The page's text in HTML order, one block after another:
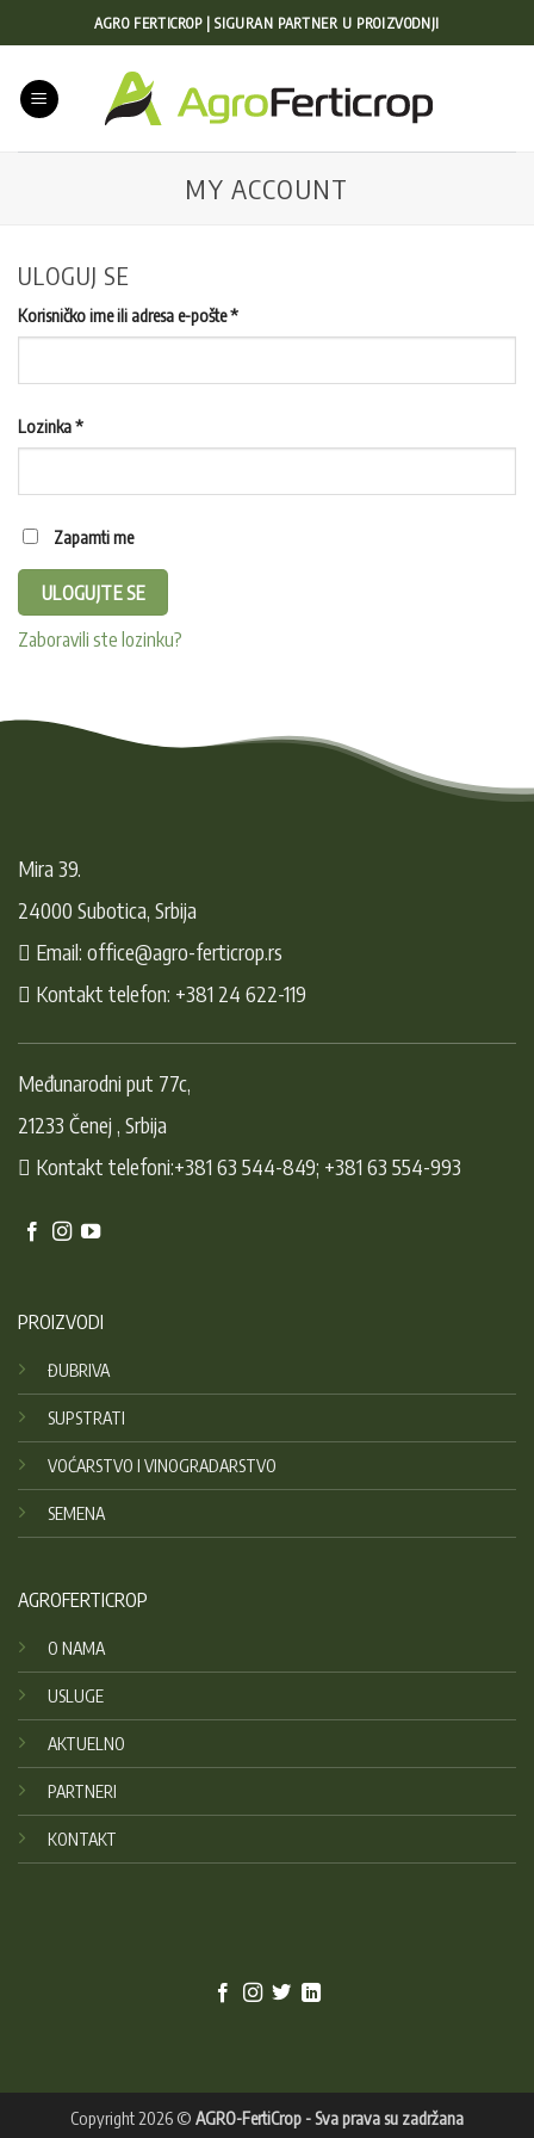
na
AGRO FERTICROP | SIGURAN PARTNER U PROIZVODNJI
MY ACCOUNT
ULOGUJ SE
Korisničko ime ili adresa e-pošte*Obavezno
Lozinka*Obavezno
Zapamti me
ULOGUJTE SE
Zaboravili ste lozinku?
Mira 39.
24000 Subotica, Srbija
Email: office@agro-ferticrop.rs
Kontakt telefon: +381 24 622-119
Međunarodni put 77c,
21233 Čenej , Srbija
Kontakt telefoni:+381 63 544-849; +381 63 554-993
PROIZVODI
ĐUBRIVA
SUPSTRATI
VOĆARSTVO I VINOGRADARSTVO
SEMENA
AGROFERTICROP
O NAMA
USLUGE
AKTUELNO
PARTNERI
KONTAKT
Copyright 2026 © AGRO-FertiCrop - Sva prava su zadržana